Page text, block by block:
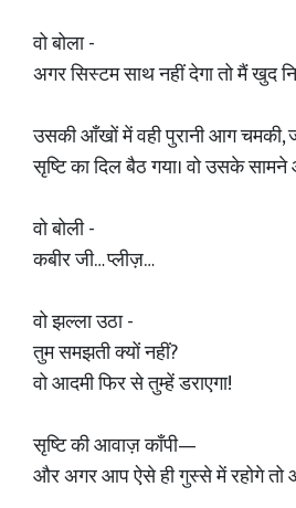
वो बोला -
अगर सिस्टम साथ नहीं देगा तो मैं खुद
उसकी आँखों में वही पुरानी आग चमकी,
सृष्टि का दिल बैठ गया। वो उसके
वो बोली -
कबीर जी… प्लीज़…
वो झल्ला उठा -
तुम समझती क्यों नहीं?
वो आदमी फिर से तुम्हें डराएगा!
सृष्टि की आवाज़ काँपी—
और अगर आप ऐसे ही गुस्से में रहोगे